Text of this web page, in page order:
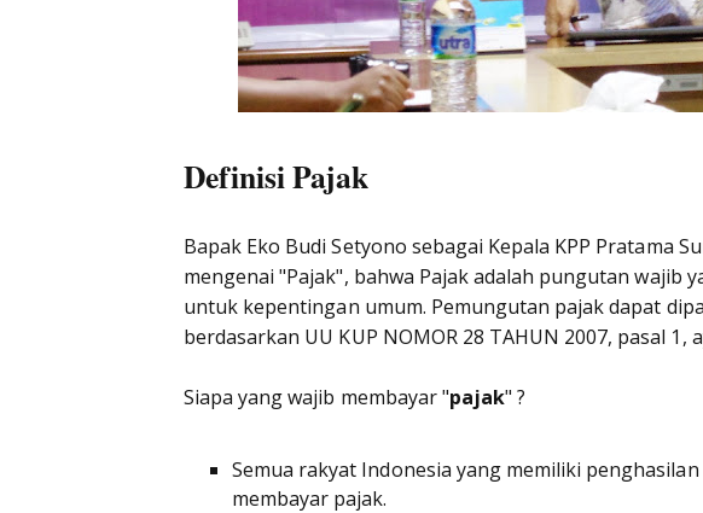
Definisi Pajak
Bapak Eko Budi Setyono sebagai Kepala KPP Pratama
mengenai "Pajak", bahwa Pajak adalah pungutan wajib
untuk kepentingan umum. Pemungutan pajak dapat
berdasarkan UU KUP NOMOR 28 TAHUN 2007, pasal 1,
Siapa yang wajib membayar "pajak" ?
Semua rakyat Indonesia yang memiliki
membayar pajak.